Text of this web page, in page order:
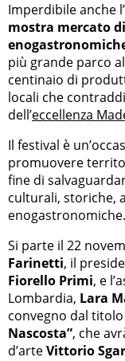
Imperdibile anche
mostra mercato
più grande parco
centinaio di
locali che
dell’eccellenza
Il festival è
promuovere
fine di
culturali, storiche,
enogastronomiche.
Si parte il 22
Farinetti, il
Fiorello Primi, e
Lombardia, Lara
convegno dal titolo
Nascosta”, che
d’arteVittorio